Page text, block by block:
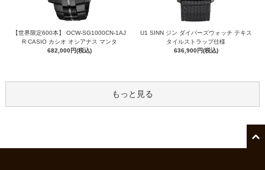
【世界限定600本】 OCW-SG1000CN-1AJ
R CASIO カシオ オシアナス マンタ
682,000円(税込)
U1 SINN ジン ダイバーズウォッチ テキス
タイルストラップ仕様
636,900円(税込)
もっと見る